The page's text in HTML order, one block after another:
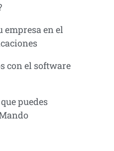
empresa en el
con el software
puedes